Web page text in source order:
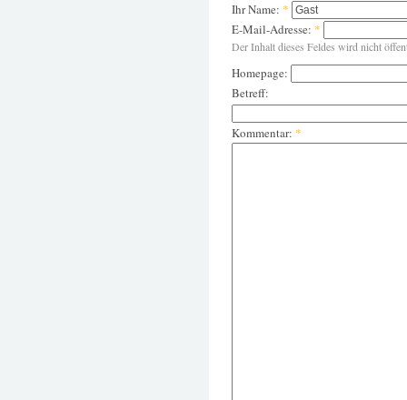
Ihr Name: *
E-Mail-Adresse: *
Der Inhalt dieses Feldes wird nicht
Homepage:
Betreff:
Kommentar: *